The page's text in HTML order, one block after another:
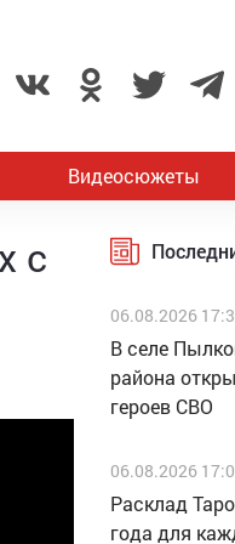
Видеосюжеты
с
06.08.2026
В селе
района
героев СВО
06.08.2026
Расклад
года для